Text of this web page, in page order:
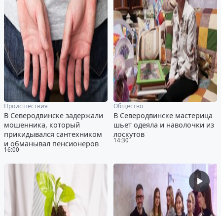
16:00
Происшествия
В Северодвинске задержали
мошенника, который
прикидывался сантехником
и обманывал пенсионеров
14:30
Общество
В Северодвинске мастерица
шьет одеяла и наволочки из
лоскутов